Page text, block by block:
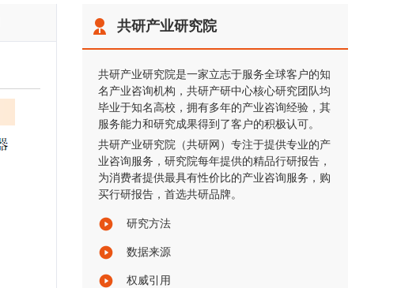
共研产业研究院
共研产业研究院是一家立志于服务全球客户的知
名产业咨询机构，共研产研中心核心研究团队均
毕业于知名高校，拥有多年的产业咨询经验，其
服务能力和研究成果得到了客户的积极认可。
共研产业研究院（共研网）专注于提供专业的产
业咨询服务，研究院每年提供的精品行研报告，
为消费者提供最具有性价比的产业咨询服务，购
买行研报告，首选共研品牌。
研究方法
数据来源
权威引用